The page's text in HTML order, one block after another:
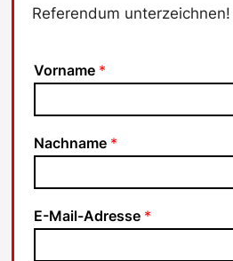
Referendum unterzeichnen!
Vorname *
Nachname *
E-Mail-Adresse *